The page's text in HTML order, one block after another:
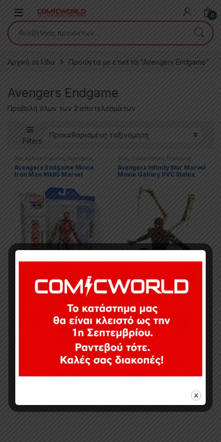
0
Αναζήτηση για:
Αρχική σελίδα Προϊόντα με ετικέτα “Avengers Endgame”
Avengers Endgame
Προβολή όλων των 2 αποτελεσμάτων
Filters
7in,Action Figures, Avengers ,
Diamond Select Iron Man
Marvel,Marvel Select, Movies &
TV Series
Avengers Endgame Movie
Iron Man Mk85 Marvel
10in, Collectibles, Diamond
Gallery Marvel, Movies & TV
Series,PVC Figures,Statues
Avengers Infinity War Marvel
Movie Gallery PVC Statue
54,90€
Εξαντλημένο